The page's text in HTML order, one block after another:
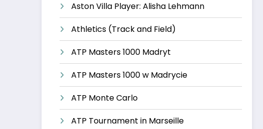
Aston Villa Player: Alisha Lehmann
Athletics (Track and Field)
ATP Masters 1000 Madryt
ATP Masters 1000 w Madrycie
ATP Monte Carlo
ATP Tournament in Marseille